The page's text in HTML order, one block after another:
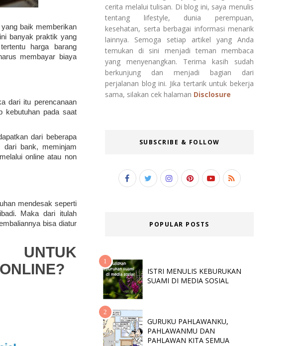
baik memberikan
banyak praktik yang
harga barang
membayar biaya
dari itu perencanaan
kebutuhan pada saat
dari beberapa
dari bank, meminjam
online atau non
mendesak seperti
Maka dari itulah
bisa diatur
cerita melalui tulisan. Di blog ini, saya menulis
tentang lifestyle, dunia perempuan,
kesehatan, serta berbagai informasi menarik
lainnya. Semoga setiap artikel yang Anda
temukan di sini menjadi teman membaca
yang menyenangkan. Terima kasih sudah
berkunjung dan menjadi bagian dari
perjalanan blog ini. Jika tertarik untuk bekerja
sama, silakan cek halaman Disclosure
SUBSCRIBE & FOLLOW
POPULAR POSTS
ISTRI MENULIS KEBURUKAN
SUAMI DI MEDIA SOSIAL
GURUKU PAHLAWANKU,
PAHLAWANMU DAN
PAHLAWAN KITA SEMUA